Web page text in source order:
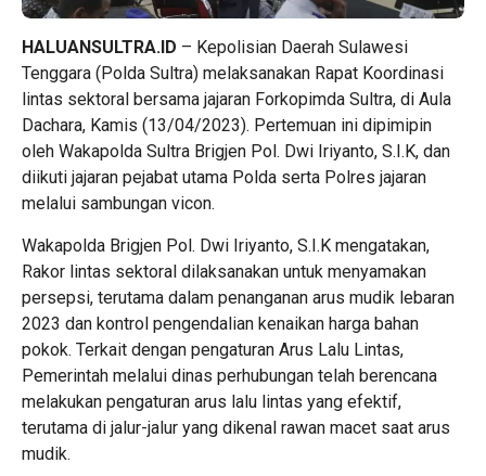
HALUANSULTRA.ID – Kepolisian Daerah Sulawesi
Tenggara (Polda Sultra) melaksanakan Rapat Koordinasi
lintas sektoral bersama jajaran Forkopimda Sultra, di Aula
Dachara, Kamis (13/04/2023). Pertemuan ini dipimipin
oleh Wakapolda Sultra Brigjen Pol. Dwi Iriyanto, S.I.K, dan
diikuti jajaran pejabat utama Polda serta Polres jajaran
melalui sambungan vicon.
Wakapolda Brigjen Pol. Dwi Iriyanto, S.I.K mengatakan,
Rakor lintas sektoral dilaksanakan untuk menyamakan
persepsi, terutama dalam penanganan arus mudik lebaran
2023 dan kontrol pengendalian kenaikan harga bahan
pokok. Terkait dengan pengaturan Arus Lalu Lintas,
Pemerintah melalui dinas perhubungan telah berencana
melakukan pengaturan arus lalu lintas yang efektif,
terutama di jalur-jalur yang dikenal rawan macet saat arus
mudik.